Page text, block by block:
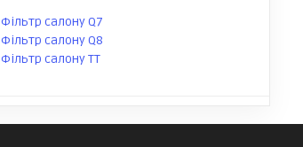
Фільтр салону Q7
Фільтр салону Q8
Фільтр салону TT